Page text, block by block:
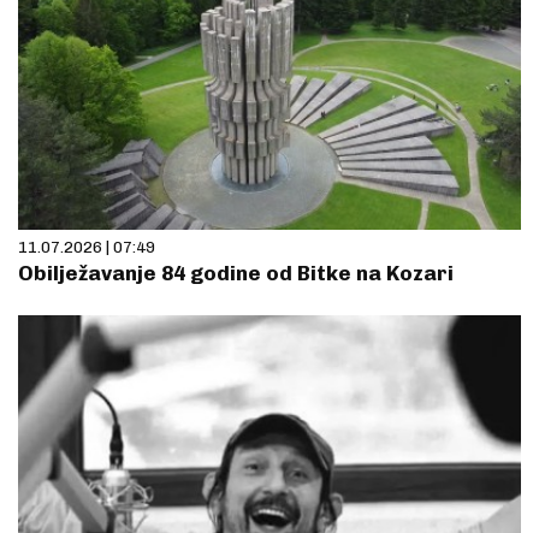
11.07.2026 | 07:49
Obilježavanje 84 godine od Bitke na Kozari